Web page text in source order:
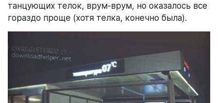
танцующих телок, врум-врум, но оказалось все
гораздо проще (хотя телка, конечно была).